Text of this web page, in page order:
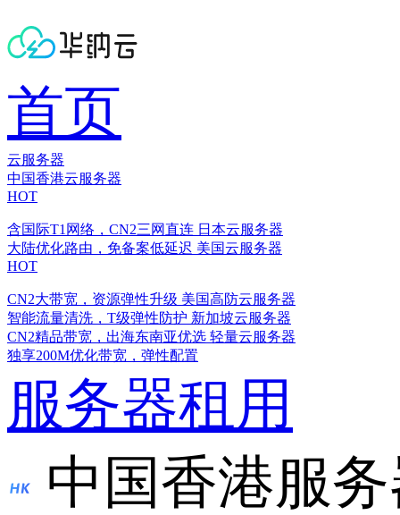
首页
云服务器
中国香港云服务器
HOT
含国际T1网络，CN2三网直连 日本云服务器
大陆优化路由，免备案低延迟 美国云服务器
HOT
CN2大带宽，资源弹性升级 美国高防云服务器
智能流量清洗，T级弹性防护 新加坡云服务器
CN2精品带宽，出海东南亚优选 轻量云服务器
独享200M优化带宽，弹性配置
服务器租用
中国香港服